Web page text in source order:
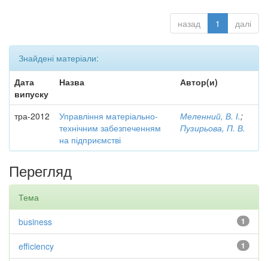
назад 1 далі
Знайдені матеріали:
Дата
випуску
Назва Автор(и)
тра-2012
Управління матеріально-
технічним забезпеченням
на підприємстві
Меленний, В. І.;
Пузирьова, П. В.
Перегляд
Тема
1
business
1
efficiency